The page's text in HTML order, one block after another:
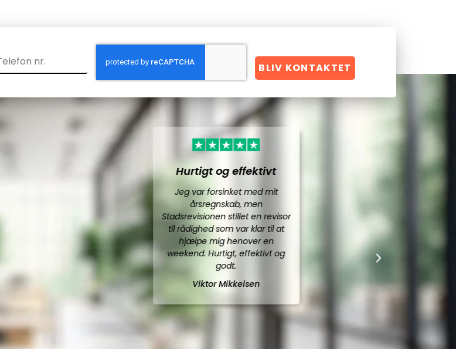
BLIV KONTAKTET
Hurtigt og effektivt
Jeg var forsinket med mit
Stadsrevisionen stillet en revisor
til rådighed som var klar til at
hjælpe mig henover en
weekend. Hurtigt, effektivt og
godt.
Viktor Mikkelsen